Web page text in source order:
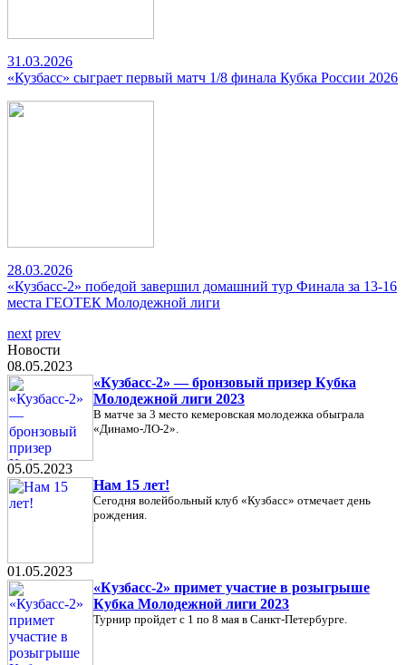
31.03.2026
«Кузбасс» сыграет первый матч 1/8 финала Кубка России 2026
28.03.2026
«Кузбасс-2» победой завершил домашний тур Финала за 13-16
места ГЕОТЕК Молодежной лиги
next prev
Новости
08.05.2023
«Кузбасс-2» — бронзовый призер Кубка
Молодежной лиги 2023
В матче за 3 место кемеровская молодежка обыграла
«Динамо-ЛО-2».
05.05.2023
Нам 15 лет!
Сегодня волейбольный клуб «Кузбасс» отмечает день
рождения.
01.05.2023
«Кузбасс-2» примет участие в розыгрыше
Кубка Молодежной лиги 2023
Турнир пройдет с 1 по 8 мая в Санкт-Петербурге.